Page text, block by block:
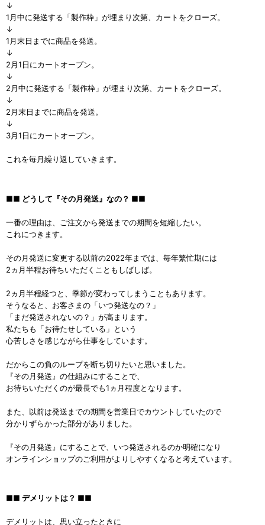
↓
1月中に発送する「製作枠」が埋まり次第、カートをクローズ。
↓
1月末日までに商品を発送。
↓
2月1日にカートオープン。
↓
2月中に発送する「製作枠」が埋まり次第、カートをクローズ。
↓
2月末日までに商品を発送。
↓
3月1日にカートオープン。
これを毎月繰り返していきます。
■■ どうして『その月発送』なの？ ■■
一番の理由は、ご注文から発送までの期間を短縮したい。
これにつきます。
その月発送に変更する以前の2022年までは、毎年繁忙期には
2ヵ月半程お待ちいただくこともしばしば。
2ヵ月半程経つと、季節が変わってしまうこともあります。
そうなると、お客さまの「いつ発送なの？」
「まだ発送されないの？」が高まります。
私たちも「お待たせしている」という
心苦しさを感じながら仕事をしています。
だからこの負のループを断ち切りたいと思いました。
『その月発送』の仕組みにすることで、
お待ちいただくのが最長でも1ヵ月程度となります。
また、以前は発送までの期間を営業日でカウントしていたので
分かりずらかった部分がありました。
『その月発送』にすることで、いつ発送されるのか明確になり
オンラインショップのご利用がよりしやすくなると考えています。
■■ デメリットは？ ■■
デメリットは、思い立ったときに